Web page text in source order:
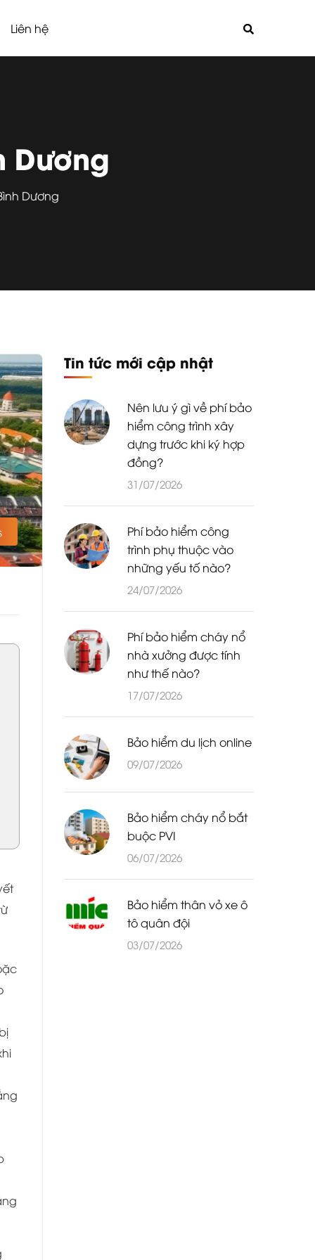
Liên hệ
Dương
Dương
Tin tức mới cập nhật
Nên lưu ý gì về phí bảo
hiểm công trình xây
dựng trước khi ký hợp
đồng?
31/07/2026
Phí bảo hiểm công
trình phụ thuộc vào
những yếu tố nào?
24/07/2026
Phí bảo hiểm cháy nổ
nhà xưởng được tính
như thế nào?
17/07/2026
Bảo hiểm du lịch online
09/07/2026
Bảo hiểm cháy nổ bắt
buộc PVI
06/07/2026
Bảo hiểm thân vỏ xe ô
tô quân đội
03/07/2026